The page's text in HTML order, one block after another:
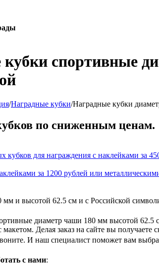
спортивные
/Наградные кубки/Наградные кубки
по сниженным ценам.
кубков для награждения с наклейками за
за 1200 рублей или
и высотой 62.5 см и с Российской
диаметр чаши 180 мм высотой 62.5
макетом. Делая заказ на сайте вы
И наш специалист поможет вам
с нами: